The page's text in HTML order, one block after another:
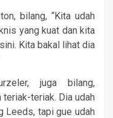
bilang, “Kita udah
yang kuat dan kita
Kita bakal lihat dia
juga bilang,
teriak. Dia udah
Leeds, tapi gue udah